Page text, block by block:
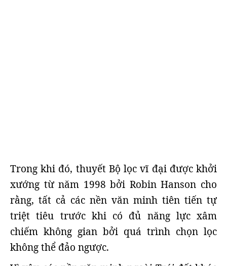
Trong khi đó, thuyết Bộ lọc vĩ đại được khởi
xướng từ năm 1998 bởi Robin Hanson cho
rằng, tất cả các nền văn minh tiên tiến tự
triệt tiêu trước khi có đủ năng lực xâm
chiếm không gian bởi quá trình chọn lọc
không thể đảo ngược.